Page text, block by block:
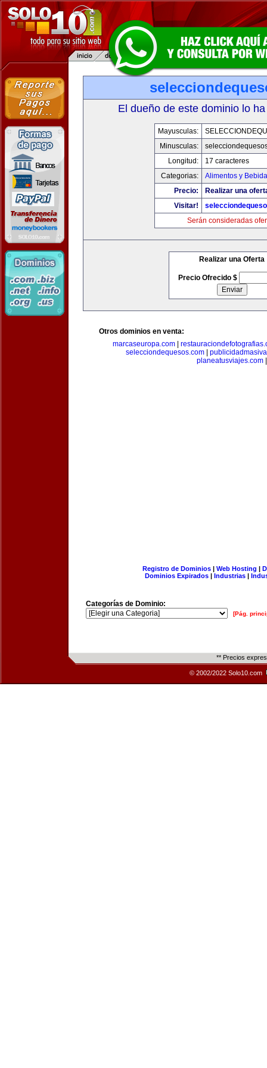
El dueño de este dominio lo
Mayusculas:
Minusculas:
Longitud:
17 caracteres
Categorias:
Alimentos y
Precio:
Realizar una
Visitar!
Serán consideradas
Realizar una Oferta
Precio Ofrecido $
Otros dominios en venta:
marcaseuropa.com|
selecciondequesos.com
planeatusviajes.com
Registro de Dominios| Web Hosting |
Dominios Expirados | Industrias |
Categorías de Dominio:
[Pág.
** Precios
© 2002/2022 Solo10.com